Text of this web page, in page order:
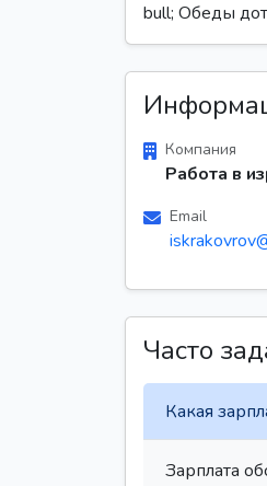
bull; Обеды
Компания
Работа в
Email
Часто
Какая
Зарплата